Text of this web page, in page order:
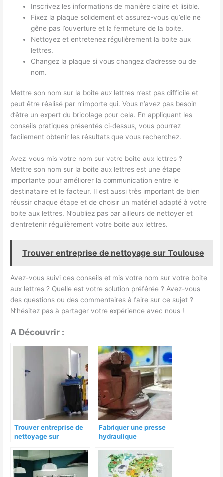
Inscrivez les informations de manière claire et lisible.
Fixez la plaque solidement et assurez-vous qu’elle ne
gêne pas l’ouverture et la fermeture de la boite.
Nettoyez et entretenez régulièrement la boite aux
lettres.
Changez la plaque si vous changez d’adresse ou de
nom.
Mettre son nom sur la boite aux lettres n’est pas difficile et
peut être réalisé par n’importe qui. Vous n’avez pas besoin
d’être un expert du bricolage pour cela. En appliquant les
conseils pratiques présentés ci-dessus, vous pourrez
facilement obtenir les résultats que vous recherchez.
Avez-vous mis votre nom sur votre boite aux lettres ?
Mettre son nom sur la boite aux lettres est une étape
importante pour améliorer la communication entre le
destinataire et le facteur. Il est aussi très important de bien
réussir chaque étape et de choisir un matériel adapté à votre
boite aux lettres. N’oubliez pas par ailleurs de nettoyer et
d’entretenir régulièrement votre boite aux lettres.
Trouver entreprise de nettoyage sur Toulouse
Avez-vous suivi ces conseils et mis votre nom sur votre boite
aux lettres ? Quelle est votre solution préférée ? Avez-vous
des questions ou des commentaires à faire sur ce sujet ?
N’hésitez pas à partager votre expérience avec nous !
A Découvrir :
Trouver entreprise de
nettoyage sur
Fabriquer une presse
hydraulique